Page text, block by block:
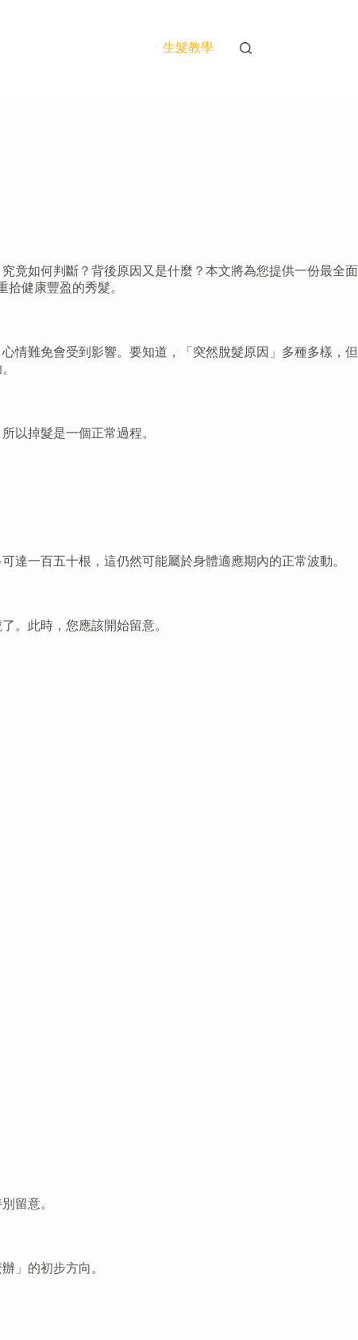
生髮教學
竟如何判斷？背後原因又是什麼？本文將為您提供一份最全面
健康豐盈的秀髮。
情難免會受到影響。要知道，「突然脫髮原因」多種多樣，但
以掉髮是一個正常過程。
達一百五十根，這仍然可能屬於身體適應期內的正常波動。
。此時，您應該開始留意。
留意。
」的初步方向。